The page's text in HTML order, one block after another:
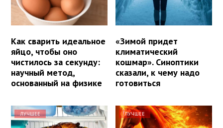
Как сварить идеальное
яйцо, чтобы оно
чистилось за секунду:
научный метод,
основанный на физике
«Зимой придет
климатический
кошмар». Синоптики
сказали, к чему надо
готовиться
ЛУЧШЕЕ ЛУЧШЕЕ